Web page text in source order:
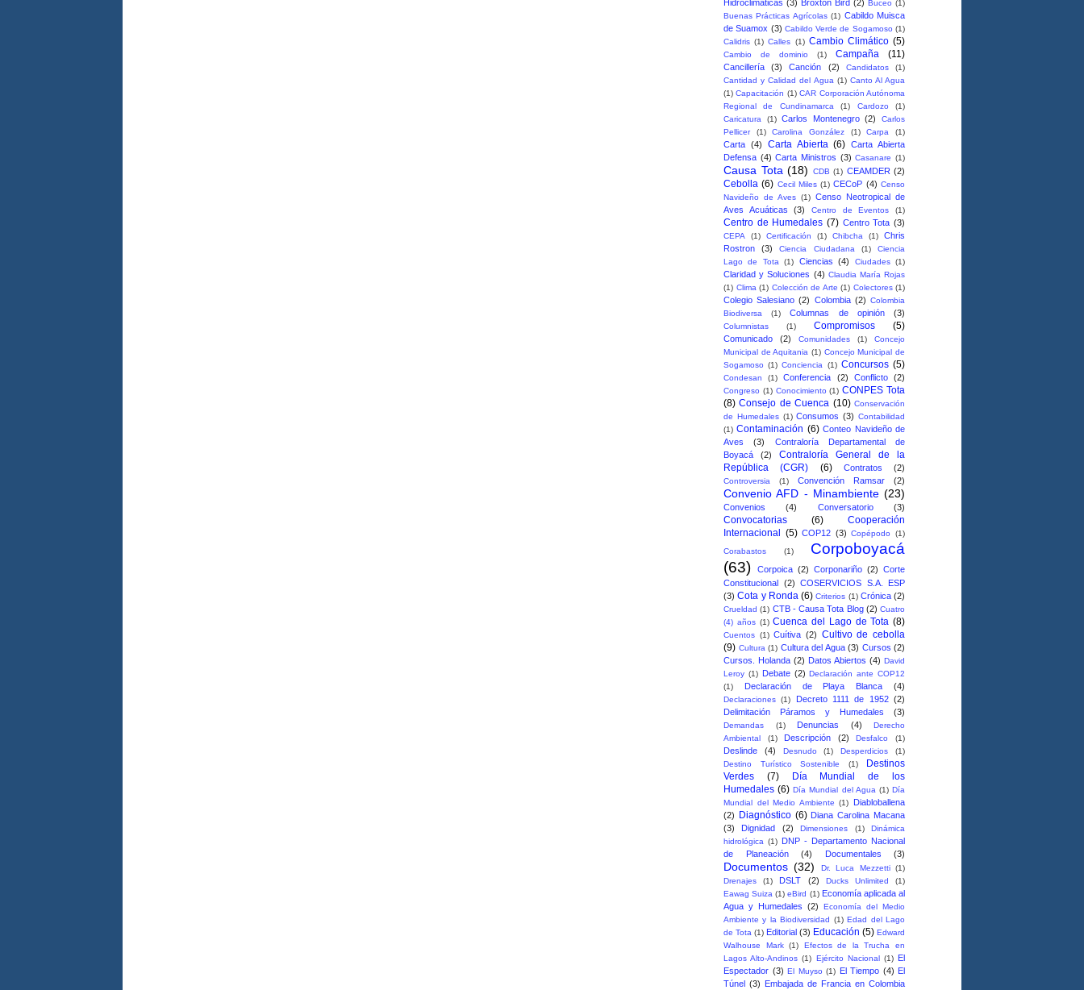
Hidroclimáticas (3) Broxton Bird (2) Buceo (1)
Buenas Prácticas Agrícolas (1) Cabildo Muisca
de Suamox (3) Cabildo Verde de Sogamoso (1)
Calidris (1) Calles (1) Cambio Climático (5)
Cambio de dominio (1) Campaña (11)
Cancillería (3) Canción (2) Candidatos
(1)
Cantidad y Calidad del Agua (1) Canto Al Agua
(1) Capacitación (1) CAR Corporación Autónoma
Regional de Cundinamarca
(1) Cardozo
(1)
Caricatura
(1) Carlos Montenegro (2)
Carlos
Pellicer
(1) Carolina González (1) Carpa (1)
Carta (4) Carta Abierta (6)
Carta Abierta
Defensa (4) Carta Ministros (3) Casanare (1)
Causa Tota (18) CDB (1) CEAMDER (2)
Cebolla (6) Cecil Miles (1) CECoP (4) Censo
Navideño de Aves (1) Censo Neotropical de
Aves Acuáticas
(3) Centro de Eventos (1)
Centro de Humedales (7) Centro Tota (3)
CEPA (1) Certificación (1) Chibcha (1)
Chris
Rostron
(3) Ciencia Ciudadana (1)
Ciencia
Lago de Tota
(1) Ciencias (4) Ciudades (1)
Claridad y Soluciones (4) Claudia María Rojas
(1) Clima (1) Colección de Arte (1) Colectores (1)
Colegio Salesiano (2) Colombia (2) Colombia
Biodiversa
(1) Columnas de opinión (3)
Columnistas (1) Compromisos (5)
Comunicado (2) Comunidades (1)
Concejo
Municipal de Aquitania (1) Concejo Municipal de
Sogamoso (1) Conciencia (1) Concursos (5)
Condesan (1) Conferencia (2) Conflicto (2)
Congreso (1) Conocimiento (1) CONPES Tota
(8) Consejo de Cuenca (10) Conservación
de Humedales (1) Consumos (3) Contabilidad
(1) Contaminación (6) Conteo Navideño de
Aves
(3)
Contraloría Departamental de
Boyacá
(2)
Contraloría General de la
República (CGR)
(6) Contratos (2)
Controversia (1) Convención Ramsar (2)
Convenio AFD - Minambiente (23)
Convenios (4) Conversatorio (3)
Convocatorias (6)
Cooperación
Internacional
(5) COP12 (3) Copépodo
(1)
Corabastos
(1)
Corpoboyacá
(63)
Corpoica (2) Corponariño (2) Corte
Constitucional (2) COSERVICIOS S.A. ESP
(3) Cota y Ronda (6) Criterios (1) Crónica (2)
Crueldad (1) CTB - Causa Tota Blog (2) Cuatro
(4) años (1) Cuenca del Lago de Tota (8)
Cuentos (1) Cuítiva (2) Cultivo de cebolla
(9) Cultura (1) Cultura del Agua (3) Cursos (2)
Cursos. Holanda (2) Datos Abiertos (4) David
Leroy (1) Debate (2) Declaración ante COP12
(1)
Declaración de Playa Blanca (4)
Declaraciones (1) Decreto 1111 de 1952 (2)
Delimitación Páramos y Humedales
(3)
Demandas (1) Denuncias (4)
Derecho
Ambiental
(1) Descripción (2) Desfalco (1)
Deslinde (4) Desnudo (1) Desperdicios
(1)
Destino Turístico Sostenible
(1)
Destinos
Verdes
(7)
Día Mundial de los
Humedales (6) Día Mundial del Agua (1) Día
Mundial del Medio Ambiente (1)
Diabloballena
(2)
Diagnóstico (6) Diana Carolina Macana
(3)
Dignidad (2) Dimensiones (1)
Dinámica
hidrológica (1) DNP - Departamento Nacional
de Planeación
(4) Documentales (3)
Documentos (32) Dr. Luca Mezzetti (1)
Drenajes
(1) DSLT (2) Ducks Unlimited
(1)
Eawag Suiza (1) eBird (1) Economía aplicada al
Agua y Humedales (2)
Economía del Medio
Ambiente y la Biodiversidad (1) Edad del Lago
de Tota (1) Editorial (3) Educación (5) Edward
Walhouse Mark (1)
Efectos de la Trucha en
Lagos Alto-Andinos (1) Ejército Nacional (1) El
Espectador (3) El Muyso (1) El Tiempo (4) El
Túnel (3) Embajada de Francia en Colombia